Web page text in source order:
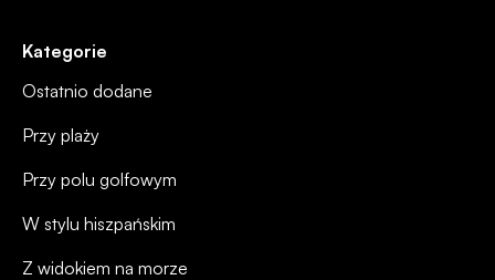
Kategorie
Ostatnio dodane
Przy plaży
Przy polu golfowym
W stylu hiszpańskim
Z widokiem na morze